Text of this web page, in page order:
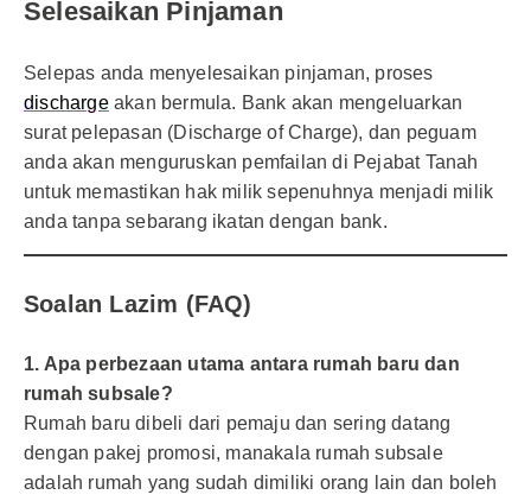
Selesaikan Pinjaman
Selepas anda menyelesaikan pinjaman, proses
dischargeakan bermula. Bank akan mengeluarkan
surat pelepasan (Discharge of Charge), dan peguam
anda akan menguruskan pemfailan di Pejabat Tanah
untuk memastikan hak milik sepenuhnya menjadi milik
anda tanpa sebarang ikatan dengan bank.
Soalan Lazim (FAQ)
1. Apa perbezaan utama antara rumah baru dan
rumah subsale?
Rumah baru dibeli dari pemaju dan sering datang
dengan pakej promosi, manakala rumah subsale
adalah rumah yang sudah dimiliki orang lain dan boleh